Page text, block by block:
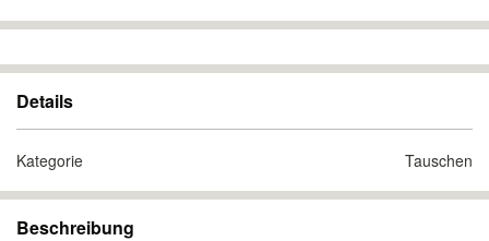
Details
Kategorie Tauschen
Beschreibung